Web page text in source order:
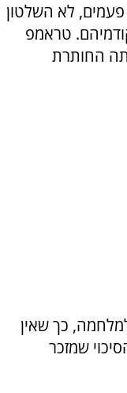
פעמים, לא השלטון
טראמפ
החותרת
כך שאין
שמזכר